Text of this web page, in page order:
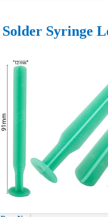
Solder Syringe